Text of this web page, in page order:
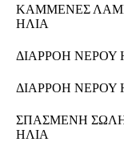
ΚΑΜΜΕΝΕΣ
ΗΛΙΑ
ΔΙΑΡΡΟΗ ΝΕΡΟΥ
ΔΙΑΡΡΟΗ ΝΕΡΟΥ
ΣΠΑΣΜΕΝΗ
ΗΛΙΑ